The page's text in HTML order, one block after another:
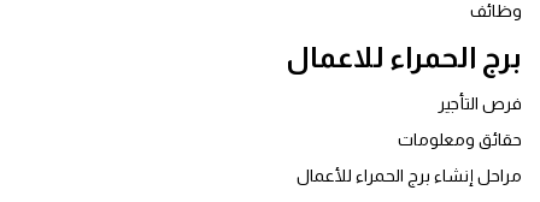
وظائف
برج الحمراء للاعمال
فرص التأجير
حقائق ومعلومات
مراحل إنشاء برج الحمراء للأعمال